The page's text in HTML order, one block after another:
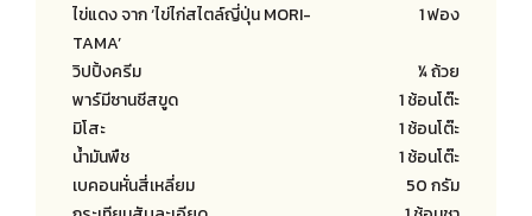
ไข่แดง จาก ‘ไข่ไก่สไตล์ญี่ปุ่น MORI-
TAMA’
1 ฟอง
วิปปิ้งครีม
¼ ถ้วย
พาร์มีซานชีสขูด
1 ช้อนโต๊ะ
มิโสะ
1 ช้อนโต๊ะ
น้ำมันพืช
1 ช้อนโต๊ะ
เบคอนหั่นสี่เหลี่ยม
50 กรัม